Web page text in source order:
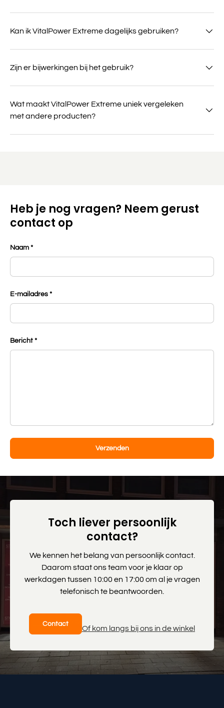
Kan ik VitalPower Extreme dagelijks gebruiken?
Zijn er bijwerkingen bij het gebruik?
Wat maakt VitalPower Extreme uniek vergeleken
met andere producten?
Heb je nog vragen? Neem gerust
contact op
Naam
E-mailadres
Bericht
Verzenden
Toch liever persoonlijk
contact?
We kennen het belang van persoonlijk contact.
Daarom staat ons team voor je klaar op
werkdagen tussen 10:00 en 17:00 om al je vragen
telefonisch te beantwoorden.
Contact
Of kom langs bij ons in de winkel